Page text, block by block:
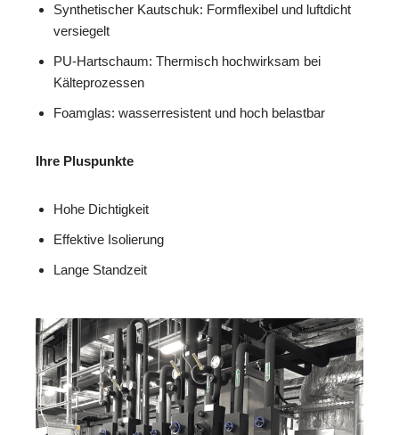
Synthetischer Kautschuk: Formflexibel und luftdicht
versiegelt
PU-Hartschaum: Thermisch hochwirksam bei
Kälteprozessen
Foamglas: wasserresistent und hoch belastbar
Ihre Pluspunkte
Hohe Dichtigkeit
Effektive Isolierung
Lange Standzeit